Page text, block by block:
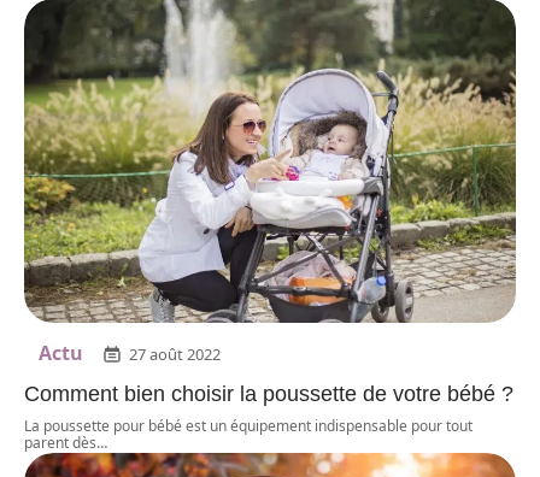
Actu 27 août 2022
Comment bien choisir la poussette de votre bébé ?
La poussette pour bébé est un équipement indispensable pour tout
parent dès…